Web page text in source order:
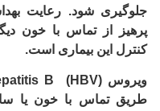
جلوگیری شود. رعایت
پرهیز از تماس با خون
کنترل این بیماری است.
طریق تماس باخون یا